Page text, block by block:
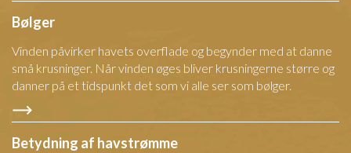
Bølger
Vinden påvirker havets overflade og begynder med at danne
små krusninger. Når vinden øges bliver krusningerne større og
danner på et tidspunkt det som vi alle ser som bølger.
Betydning af havstrømme